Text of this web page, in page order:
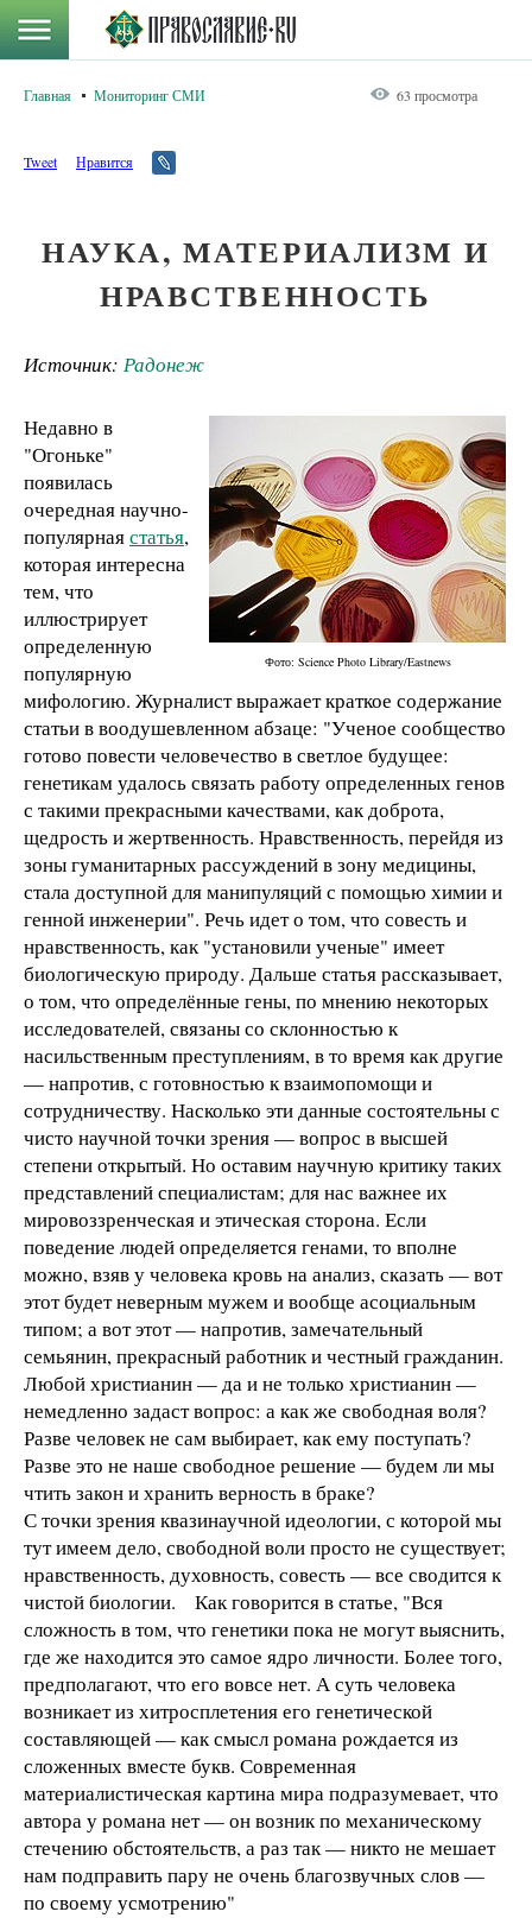
Главная Мониторинг СМИ 63 просмотра
Tweet Нравится
НАУКА, МАТЕРИАЛИЗМ И
НРАВСТВЕННОСТЬ
Источник: Радонеж
Фото: Science Photo Library/Eastnews
Недавно в
"Огоньке"
появилась
очередная научно-
популярнаястатья,
которая интересна
тем, что
иллюстрирует
определенную
популярную
мифологию. Журналист выражает краткое содержание
статьи в воодушевленном абзаце: "Ученое сообщество
готово повести человечество в светлое будущее:
генетикам удалось связать работу определенных генов
с такими прекрасными качествами, как доброта,
щедрость и жертвенность. Нравственность, перейдя из
зоны гуманитарных рассуждений в зону медицины,
стала доступной для манипуляций с помощью химии и
генной инженерии". Речь идет о том, что совесть и
нравственность, как "установили ученые" имеет
биологическую природу. Дальше статья рассказывает,
о том, что определённые гены, по мнению некоторых
исследователей, связаны со склонностью к
насильственным преступлениям, в то время как другие
— напротив, с готовностью к взаимопомощи и
сотрудничеству. Насколько эти данные состоятельны с
чисто научной точки зрения — вопрос в высшей
степени открытый. Но оставим научную критику таких
представлений специалистам; для нас важнее их
мировоззренческая и этическая сторона. Если
поведение людей определяется генами, то вполне
можно, взяв у человека кровь на анализ, сказать — вот
этот будет неверным мужем и вообще асоциальным
типом; а вот этот — напротив, замечательный
семьянин, прекрасный работник и честный гражданин.
Любой христианин — да и не только христианин —
немедленно задаст вопрос: а как же свободная воля?
Разве человек не сам выбирает, как ему поступать?
Разве это не наше свободное решение — будем ли мы
чтить закон и хранить верность в браке?
С точки зрения квазинаучной идеологии, с которой мы
тут имеем дело, свободной воли просто не существует;
нравственность, духовность, совесть — все сводится к
чистой биологии.
Как говорится в статье, "Вся
сложность в том, что генетики пока не могут выяснить,
где же находится это самое ядро личности. Более того,
предполагают, что его вовсе нет. А суть человека
возникает из хитросплетения его генетической
составляющей — как смысл романа рождается из
сложенных вместе букв. Современная
материалистическая картина мира подразумевает, что
автора у романа нет — он возник по механическому
стечению обстоятельств, а раз так — никто не мешает
нам подправить пару не очень благозвучных слов —
по своему усмотрению"